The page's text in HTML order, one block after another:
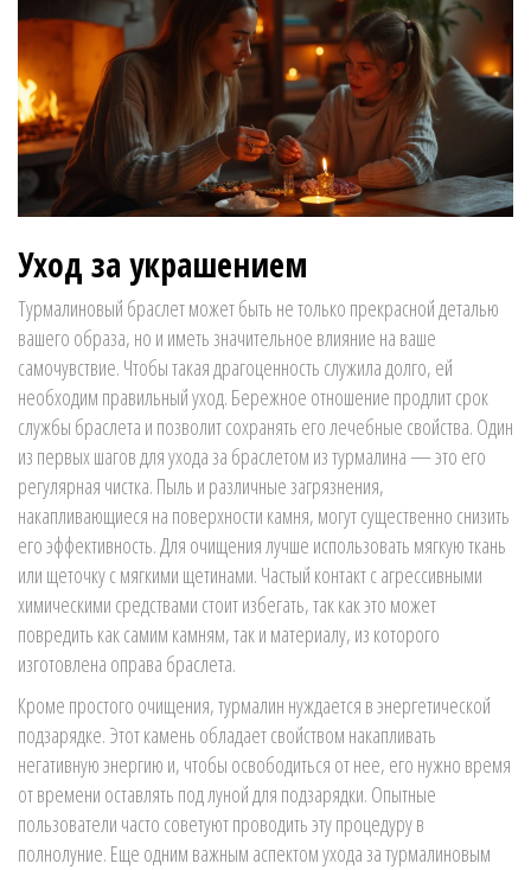
Уход за украшением
Турмалиновый браслет может быть не только прекрасной деталью
вашего образа, но и иметь значительное влияние на ваше
самочувствие. Чтобы такая драгоценность служила долго, ей
необходим правильный уход. Бережное отношение продлит срок
службы браслета и позволит сохранять его лечебные свойства. Один
из первых шагов для ухода за браслетом из турмалина — это его
регулярная чистка. Пыль и различные загрязнения,
накапливающиеся на поверхности камня, могут существенно снизить
его эффективность. Для очищения лучше использовать мягкую ткань
или щеточку с мягкими щетинами. Частый контакт с агрессивными
химическими средствами стоит избегать, так как это может
повредить как самим камням, так и материалу, из которого
изготовлена оправа браслета.
Кроме простого очищения, турмалин нуждается в энергетической
подзарядке. Этот камень обладает свойством накапливать
негативную энергию и, чтобы освободиться от нее, его нужно время
от времени оставлять под луной для подзарядки. Опытные
пользователи часто советуют проводить эту процедуру в
полнолуние. Еще одним важным аспектом ухода за турмалиновым